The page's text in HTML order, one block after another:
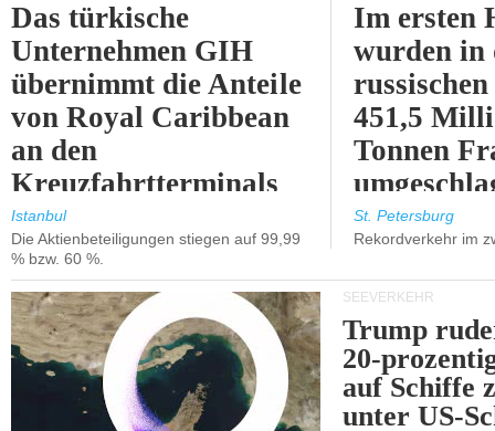
Das türkische
Unternehmen GIH
übernimmt die Anteile
von Royal Caribbean
an den
Kreuzfahrtterminals
in Kusadasi und
Lissabon.
Istanbul
Die Aktienbeteiligungen stiegen auf 99,99
% bzw. 60 %.
Im ersten
wurden in
451,5
Tonnen
%).
St. Petersburg
Rekordverkehr im
SEEVERKEHR
Trump
20-
auf Schiffe
unter US-